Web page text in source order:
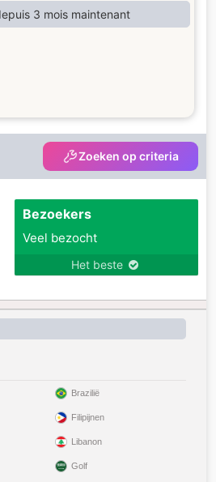
3 mois maintenant
Zoeken op criteria
Bezoekers
Veel bezocht
Het beste
Brazilië
Filipijnen
Libanon
Golf